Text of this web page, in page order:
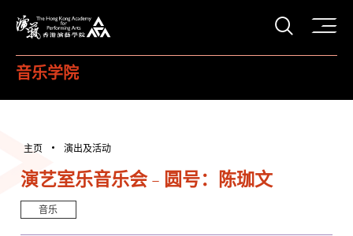
打开
音乐学院
主页 演出及活动
演艺室乐音乐会 - 圆号：陈珈文
音乐